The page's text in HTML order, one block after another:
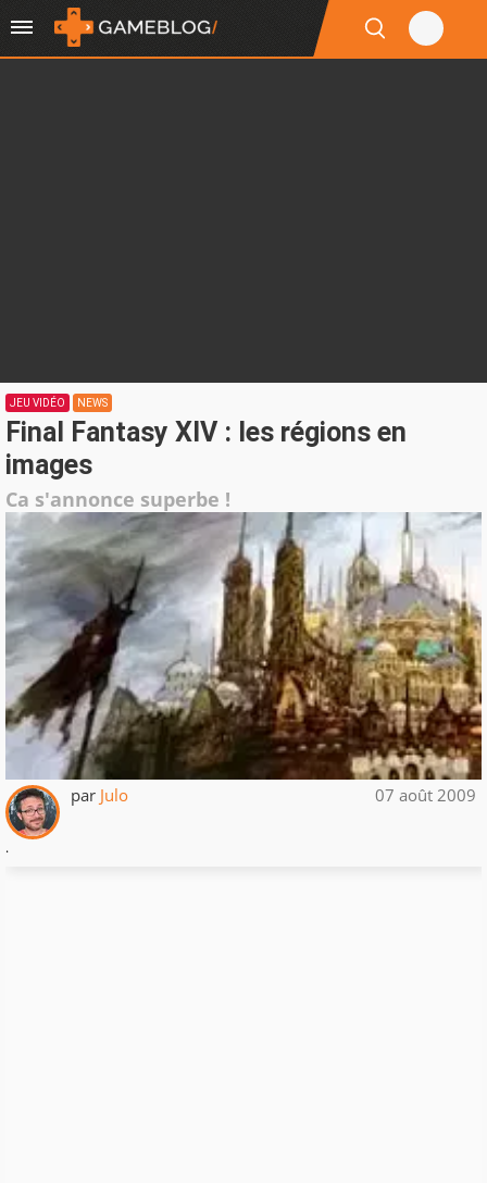
JEU VIDÉO NEWS
Final Fantasy XIV : les régions en
images
Ca s'annonce superbe !
par Julo 07 août 2009
.